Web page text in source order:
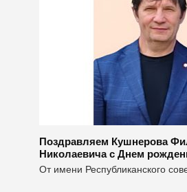
Поздравляем Кушнерова
Николаевича с Днем
От имени Республиканского